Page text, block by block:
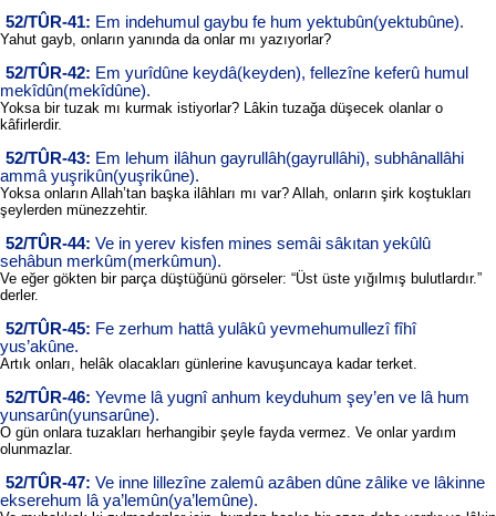
52/TÛR-41: Em indehumul gaybu fe hum yektubûn(yektubûne).
Yahut gayb, onların yanında da onlar mı yazıyorlar?
52/TÛR-42: Em yurîdûne keydâ(keyden), fellezîne keferû humul
mekîdûn(mekîdûne).
Yoksa bir tuzak mı kurmak istiyorlar? Lâkin tuzağa düşecek olanlar o
kâfirlerdir.
52/TÛR-43: Em lehum ilâhun gayrullâh(gayrullâhi), subhânallâhi
ammâ yuşrikûn(yuşrikûne).
Yoksa onların Allah’tan başka ilâhları mı var? Allah, onların şirk koştukları
şeylerden münezzehtir.
52/TÛR-44: Ve in yerev kisfen mines semâi sâkıtan yekûlû
sehâbun merkûm(merkûmun).
Ve eğer gökten bir parça düştüğünü görseler: “Üst üste yığılmış bulutlardır.”
derler.
52/TÛR-45: Fe zerhum hattâ yulâkû yevmehumullezî fîhî
yus’akûne.
Artık onları, helâk olacakları günlerine kavuşuncaya kadar terket.
52/TÛR-46: Yevme lâ yugnî anhum keyduhum şey’en ve lâ hum
yunsarûn(yunsarûne).
O gün onlara tuzakları herhangibir şeyle fayda vermez. Ve onlar yardım
olunmazlar.
52/TÛR-47: Ve inne lillezîne zalemû azâben dûne zâlike ve lâkinne
ekserehum lâ ya’lemûn(ya’lemûne).